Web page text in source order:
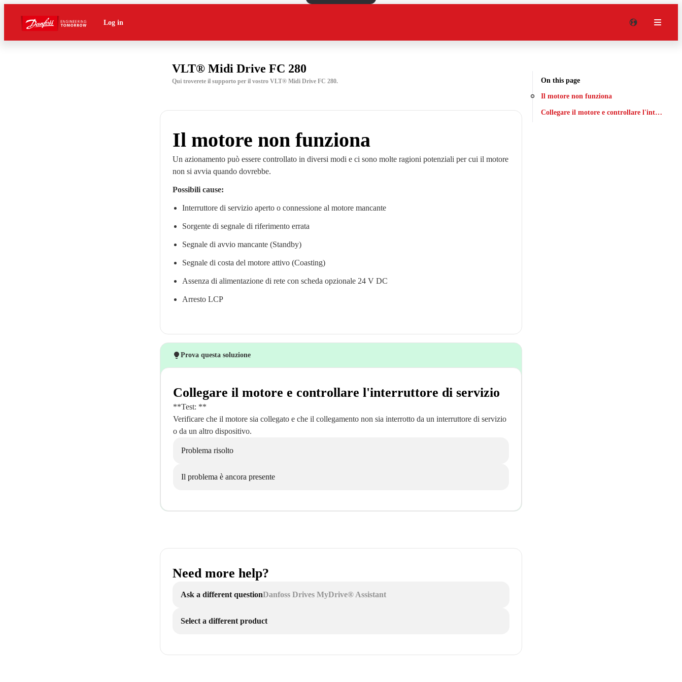
Log in
VLT® Midi Drive FC 280
Qui troverete il supporto per il vostro VLT® Midi Drive FC 280.
Il motore non funziona
Un azionamento può essere controllato in diversi modi e ci sono molte ragioni potenziali per cui il motore
non si avvia quando dovrebbe.
Possibili cause:
Interruttore di servizio aperto o connessione al motore mancante
Sorgente di segnale di riferimento errata
Segnale di avvio mancante (Standby)
Segnale di costa del motore attivo (Coasting)
Assenza di alimentazione di rete con scheda opzionale 24 V DC
Arresto LCP
Prova questa soluzione
Collegare il motore e controllare l'interruttore di servizio
**Test: **
Verificare che il motore sia collegato e che il collegamento non sia interrotto da un interruttore di servizio
o da un altro dispositivo.
Problema risolto
Il problema è ancora presente
Need more help?
Ask a different questionDanfoss Drives MyDrive® Assistant
Select a different product
On this page
Il motore non funziona
Collegare il motore e controllare